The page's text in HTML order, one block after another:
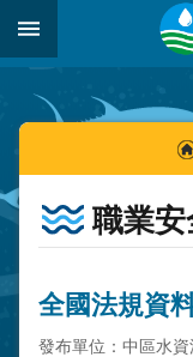
跳到主要內容區塊
::::::
職業安
全國法規資
發布單位：中區水資